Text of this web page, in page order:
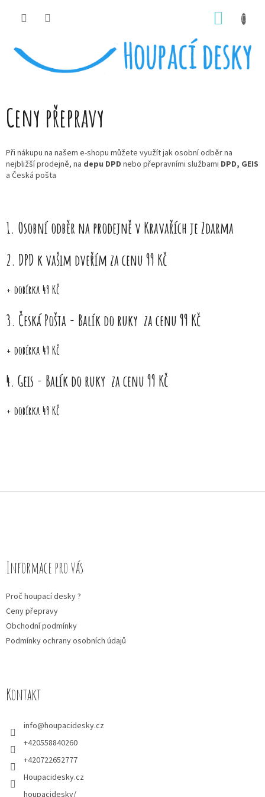
Ceny přepravy
Při nákupu na našem e-shopu můžete využít jak osobní odběr na
nejbližší prodejně, na depu DPD nebo přepravními službami DPD, GEIS
a Česká pošta
1. Osobní odběr na prodejně v Kravařích je Zdarma
2. DPD k vašim dveřím za cenu 99 Kč
+ dobírka 49 Kč
3. Česká Pošta - Balík do ruky za cenu 99 Kč
+ dobírka 49 Kč
4. Geis - Balík do ruky za cenu 99 Kč
+ dobírka 49 Kč
Informace pro vás
Proč houpací desky ?
Ceny přepravy
Obchodní podmínky
Podmínky ochrany osobních údajů
Kontakt
info@houpacidesky.cz
+420558840260
+420722652777
Houpacidesky.cz